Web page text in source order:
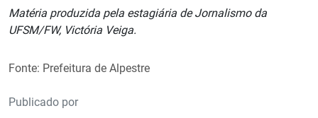
Matéria produzida pela estagiária de Jornalismo da
UFSM/FW, Victória Veiga.
Fonte: Prefeitura de Alpestre
Publicado por